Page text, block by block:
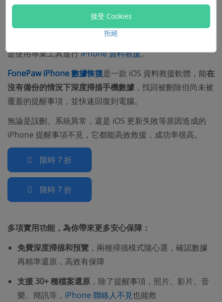
覽再還原，不會覆蓋手機現有資料
若 iPhone 提醒事項沒出現在最近刪除，平時也沒有進行
iCloud 或 iTunes 備份，在這種情況下，唯一有效的方法就
是使用專業工具進行iPhone 資料救援。
FonePaw iPhone 數據恢復是一款 iOS 資料救援軟體，能在
沒有備份的情況下深度掃描手機數據 ，找回被刪除但尚未被
覆蓋的提醒事項，並快速回復到電腦。
無論是誤刪、系統異常，還是 iOS 更新失敗等原因造成的
iPhone 提醒事項不見，它都能高效救援，成功率很高。
限時 7 折
限時 7 折
多項實用功能，為你帶來更多安心保障：
免費深度掃描和預覽 ，兩種掃描模式隨心選，確認數據
再精準還原，高效有保障
支援 30+ 種檔案還原 ，除了提醒事項，照片、影片、音
樂、簡訊等， iPhone 聯絡人不見也能救
接受 Cookies
拒絕